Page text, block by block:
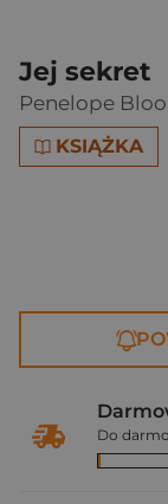
Jej sekret
Penelope
KSIĄŻKA
Do